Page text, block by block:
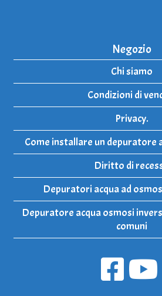
Negozio
Chi siamo
Condizioni di
Privacy.
Come installare un depuratore
Diritto di
Depuratori acqua ad
Depuratore acqua osmosi
comuni